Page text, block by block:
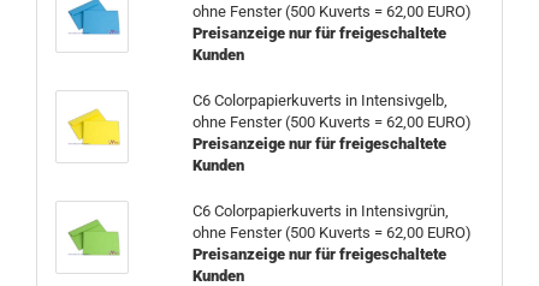
ohne Fenster (500 Kuverts = 62,00 EURO)
Preisanzeige nur für freigeschaltete
Kunden
C6 Colorpapierkuverts in Intensivgelb,
ohne Fenster (500 Kuverts = 62,00 EURO)
Preisanzeige nur für freigeschaltete
Kunden
C6 Colorpapierkuverts in Intensivgrün,
ohne Fenster (500 Kuverts = 62,00 EURO)
Preisanzeige nur für freigeschaltete
Kunden